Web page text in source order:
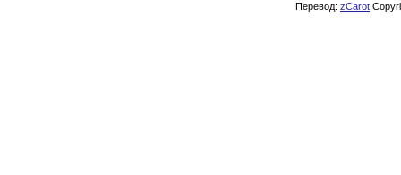
Перевод: zCarot